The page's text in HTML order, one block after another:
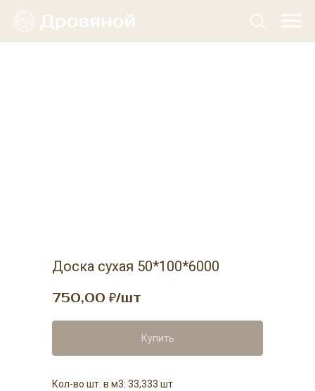
Доска сухая 50*100*6000
750,00 ₽/шт
Купить
Кол-во шт. в м3: 33,333 шт